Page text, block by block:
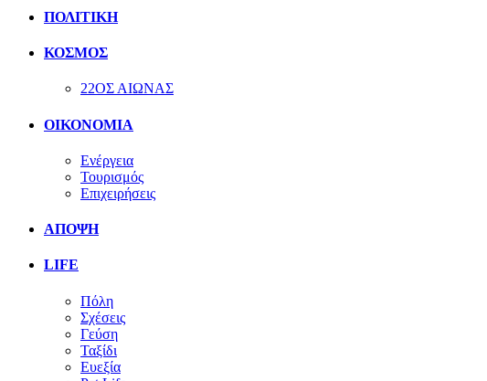
ΠΟΛΙΤΙΚΗ
ΚΟΣΜΟΣ
22ΟΣ ΑΙΩΝΑΣ
ΟΙΚΟΝΟΜΙΑ
Ενέργεια
Τουρισμός
Επιχειρήσεις
ΑΠΟΨΗ
LIFE
Πόλη
Σχέσεις
Γεύση
Ταξίδι
Ευεξία